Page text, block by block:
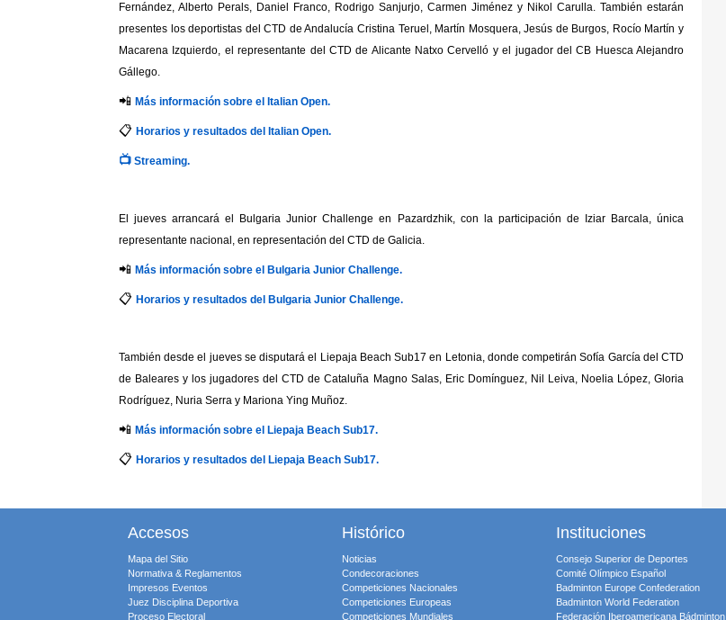
Fernández, Alberto Perals, Daniel Franco, Rodrigo Sanjurjo, Carmen Jiménez y Nikol Carulla. También estarán
presentes los deportistas del CTD de Andalucía Cristina Teruel, Martín Mosquera, Jesús de Burgos, Rocío Martín y
Macarena Izquierdo, el representante del CTD de Alicante Natxo Cervelló y el jugador del CB Huesca Alejandro
Gállego.
📲 Más información sobre el Italian Open.
📋 Horarios y resultados del Italian Open.
📺 Streaming.
El jueves arrancará el Bulgaria Junior Challenge en Pazardzhik, con la participación de Iziar Barcala, única
representante nacional, en representación del CTD de Galicia.
📲 Más información sobre el Bulgaria Junior Challenge.
📋 Horarios y resultados del Bulgaria Junior Challenge.
También desde el jueves se disputará el Liepaja Beach Sub17 en Letonia, donde competirán Sofía García del CTD
de Baleares y los jugadores del CTD de Cataluña Magno Salas, Eric Domínguez, Nil Leiva, Noelia López, Gloria
Rodríguez, Nuria Serra y Mariona Ying Muñoz.
📲 Más información sobre el Liepaja Beach Sub17.
📋 Horarios y resultados del Liepaja Beach Sub17.
Accesos
Mapa del Sitio
Normativa & Reglamentos
Impresos Eventos
Juez Disciplina Deportiva
Proceso Electoral
Histórico
Noticias
Condecoraciones
Competiciones Nacionales
Competiciones Europeas
Competiciones Mundiales
Instituciones
Consejo Superior de Deportes
Comité Olímpico Español
Badminton Europe Confederation
Badminton World Federation
Federación Iberoamericana Bádminton